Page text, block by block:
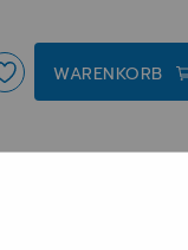
WARENKORB